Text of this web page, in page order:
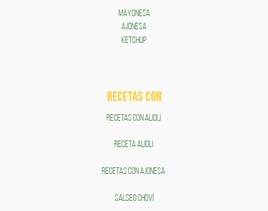
MAYONESA
AJONESA
KETCHUP
RECETAS COn
RECETAS CON ALIOLI
RECETA ALIOLI
RECETAS CON AJONESA
SALSEO CHOVÍ